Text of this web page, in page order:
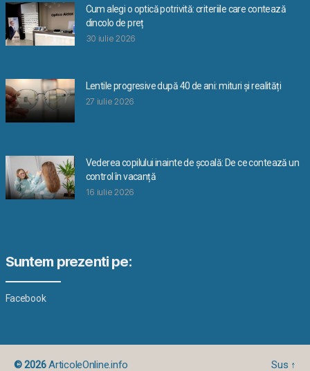
Cum alegi o optică potrivită: criteriile care contează
dincolo de preț
30 iulie 2026
Lentile progresive după 40 de ani: mituri și realități
27 iulie 2026
Vederea copilului inainte de școală: De ce contează un
control în vacanță
16 iulie 2026
Suntem prezenti pe:
Facebook
© 2026ArticoleOnline.info Sus ↑